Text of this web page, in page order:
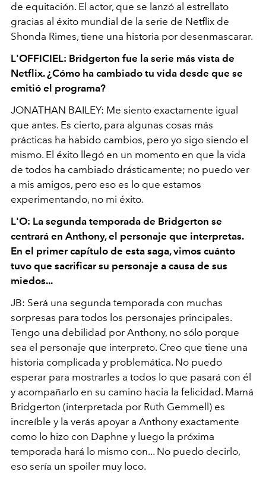
de equitación. El actor, que se lanzó al estrellato
gracias al éxito mundial de la serie de Netflix de
Shonda Rimes, tiene una historia por desenmascarar.
L'OFFICIEL: Bridgerton fue la serie más vista de
Netflix. ¿Cómo ha cambiado tu vida desde que se
emitió el programa?
JONATHAN BAILEY: Me siento exactamente igual
que antes. Es cierto, para algunas cosas más
prácticas ha habido cambios, pero yo sigo siendo el
mismo. El éxito llegó en un momento en que la vida
de todos ha cambiado drásticamente; no puedo ver
a mis amigos, pero eso es lo que estamos
experimentando, no mi éxito.
L'O: La segunda temporada de Bridgerton se
centrará en Anthony, el personaje que interpretas.
En el primer capítulo de esta saga, vimos cuánto
tuvo que sacrificar su personaje a causa de sus
miedos...
JB: Será una segunda temporada con muchas
sorpresas para todos los personajes principales.
Tengo una debilidad por Anthony, no sólo porque
sea el personaje que interpreto. Creo que tiene una
historia complicada y problemática. No puedo
esperar para mostrarles a todos lo que pasará con él
y acompañarlo en su camino hacia la felicidad. Mamá
Bridgerton (interpretada por Ruth Gemmell) es
increíble y la verás apoyar a Anthony exactamente
como lo hizo con Daphne y luego la próxima
temporada hará lo mismo con... No puedo decirlo,
eso sería un spoiler muy loco.